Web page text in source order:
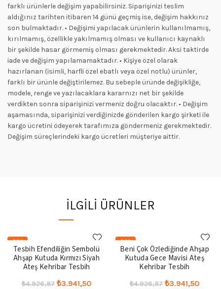
farklı ürünlerle değişim yapabilirsiniz. Siparişinizi teslim
aldığınız tarihten itibaren 14 günü geçmiş ise, değişim hakkınız
son bulmaktadır. • Değişimi yapılacak ürünlerin kullanılmamış,
kırılmamış, özellikle yakılmamış olması ve kullanıcı kaynaklı
bir şekilde hasar görmemiş olması gerekmektedir. Aksi taktirde
iade ve değişim yapılamamaktadır. • Kişiye özel olarak
hazırlanan (isimli, harfli özel ebatlı veya özel notlu) ürünler,
farklı bir ürünle değiştirilemez. Bu sebeple üründe değişikliğe,
modele, renge ve yazılacaklara kararnızı net bir şekilde
verdikten sonra siparişinizi vermeniz doğru olacaktır. • Değişim
aşamasında, siparişinizi verdiğinizde gönderilen kargo şirketi ile
kargo ücretini ödeyerek tarafımıza göndermeniz gerekmektedir.
Değişim süreçlerindeki kargo ücretleri müşteriye aittir.
İLGILI ÜRÜNLER
-20%
Tesbih Efendiliğin Sembolü
Ahşap Kutuda Kırmızı Siyah
Ateş Kehribar Tesbih
₺4.926,87 Orijinal
₺3.941,50Şu
-20%
Beni Çok Özlediğinde Ahşap
Kutuda Gece Mavisi Ateş
Kehribar Tesbih
₺4.926,87 Orijinal
₺3.941,50Şu